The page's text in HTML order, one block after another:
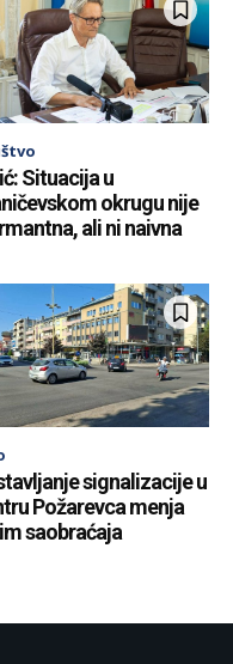
Situacija u
okrugu nije
ali ni naivna
signalizacije u
Požarevca menja
saobraćaja